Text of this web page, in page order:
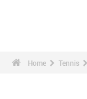
Home Tennis